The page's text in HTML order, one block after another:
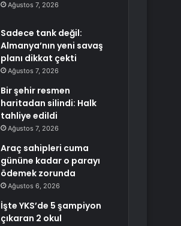
Ağustos 7, 2026
Sadece tank değil:
Almanya’nın yeni savaş
planı dikkat çekti
Ağustos 7, 2026
Bir şehir resmen
haritadan silindi: Halk
tahliye edildi
Ağustos 7, 2026
Araç sahipleri cuma
gününe kadar o parayı
ödemek zorunda
Ağustos 6, 2026
İşte YKS’de 5 şampiyon
çıkaran 2 okul